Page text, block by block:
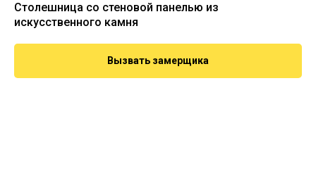
Столешница со стеновой панелью из
искусственного камня
Вызвать замерщика